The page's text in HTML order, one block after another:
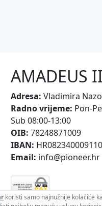
AMADEUS
Adresa: Vladimira
Radno vrijeme: Pon-
Sub 08:00-13:00
OIB: 78248871009
IBAN:
Email: info@pioneer.hr
koristi samo najnužnije kolačiće